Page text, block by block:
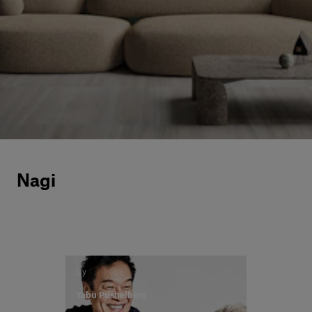
Servizi al cliente
Contattaci
Nagi
By
Yabu Pushelberg